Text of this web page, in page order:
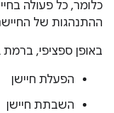
ההתנהגות של
באופן ספציפי, ברמת HAL:
הפעלת חיישן
השבתת חיישן